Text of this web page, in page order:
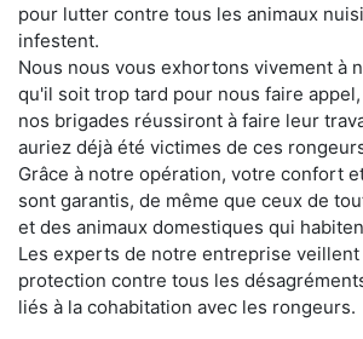
pour lutter contre tous les animaux
infestent.
Nous nous vous exhortons vivement à
qu'il soit trop tard pour nous faire
nos brigades réussiront à faire leur
auriez déjà été victimes de ces
Grâce à notre opération, votre confort
sont garantis, de même que ceux de
et des animaux domestiques qui
Les experts de notre entreprise
protection contre tous les
liés à la cohabitation avec les rongeurs.